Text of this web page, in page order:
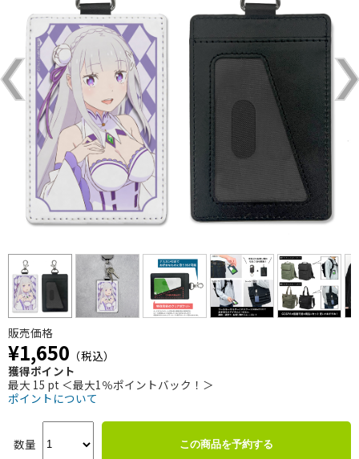
販売価格
¥1,650 （税込）
獲得ポイント
最大 15 pt ＜最大1％ポイントバック！＞
ポイントについて
数量 この商品を予約する